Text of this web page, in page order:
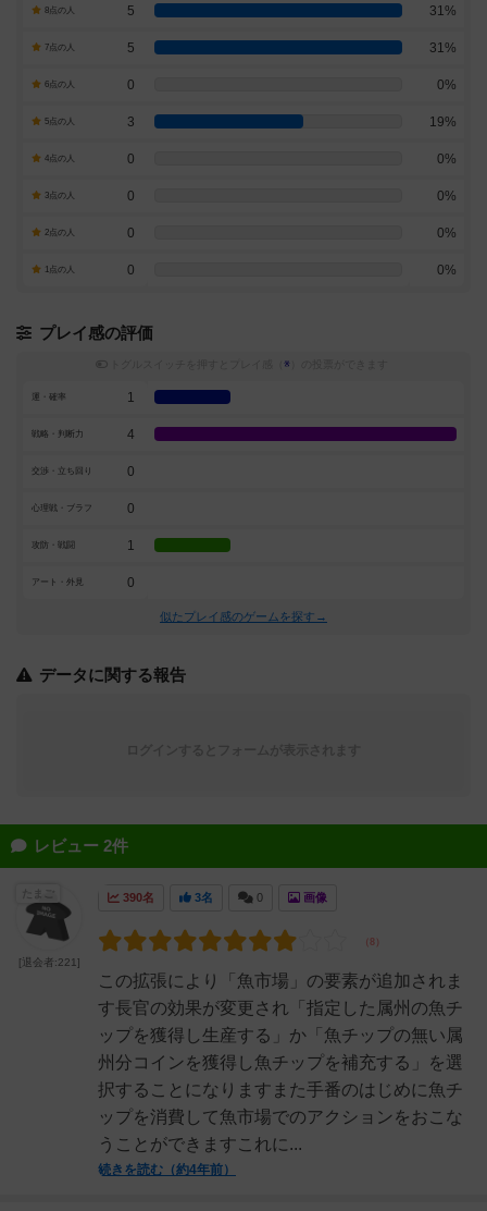
8点の人 5 31%
7点の人 5 31%
6点の人 0 0%
5点の人 3 19%
4点の人 0 0%
3点の人 0 0%
2点の人 0 0%
1点の人 0 0%
プレイ感の評価
※
運・確率 1
戦略・判断力 4
交渉・立ち回り 0
心理戦・ブラフ 0
攻防・戦闘 1
アート・外見 0
似たプレイ感のゲームを探す→
データに関する報告
レビュー 2件
390名 3名 0 画像
この拡張により「魚市場」の要素が追加されま
す長官の効果が変更され「指定した属州の魚チ
ップを獲得し生産する」か「魚チップの無い属
州分コインを獲得し魚チップを補充する」を選
択することになりますまた手番のはじめに魚チ
ップを消費して魚市場でのアクションをおこな
うことができますこれに...
続きを読む（約4年前）
[退会者:221]